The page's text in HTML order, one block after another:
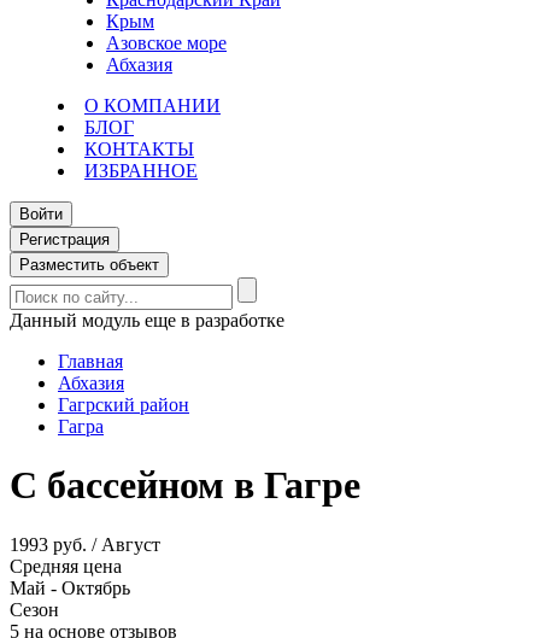
Крым
Азовское море
Абхазия
О КОМПАНИИ
БЛОГ
КОНТАКТЫ
ИЗБРАННОЕ
Войти
Регистрация
Разместить объект
Данный модуль еще в разработке
Главная
Абхазия
Гагрский район
Гагра
С бассейном в Гагре
1993 руб. / Август
Средняя цена
Май - Октябрь
Сезон
5 на основе отзывов